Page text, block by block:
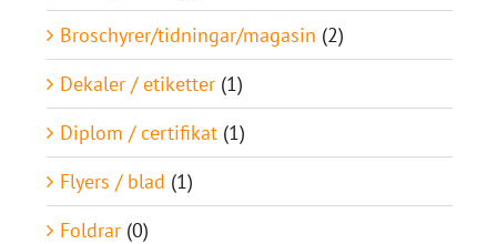
Broschyrer/tidningar/magasin (2)
Dekaler / etiketter (1)
Diplom / certifikat (1)
Flyers / blad (1)
Foldrar (0)